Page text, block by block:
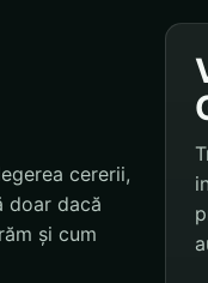
cererii,
doar dacă
și cum